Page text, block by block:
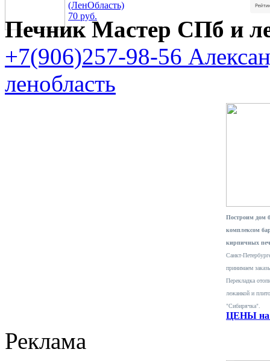
(ЛенОбласть)
70 руб.
Печник Мастер СПб и
+7(906)257-98-56
ленобласть
Построим дом
комплексом
кирпичных
Санкт-
принимаем
Перекладка
лежанкой и
"Сибирячка".
ЦЕНЫ на
Реклама